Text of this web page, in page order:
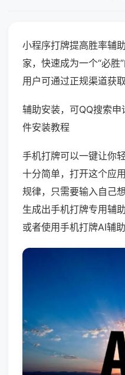
小程序打牌提高胜率辅
家，快速成为一个“必胜
用户可通过正规渠道获取
辅助安装，可QQ搜索
件安装教程
手机打牌可以一键让你
十分简单，打开这个应
规律，只需要输入自己
生成出手机打牌专用辅
或者使用手机打牌AI辅